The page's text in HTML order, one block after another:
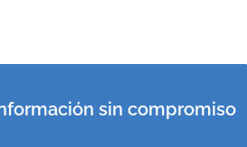
sin compromiso